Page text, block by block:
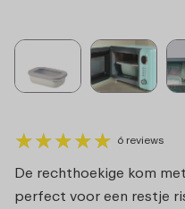
★★★★★
★★★★★ 6 reviews
De rechthoekige kom
perfect voor een restje